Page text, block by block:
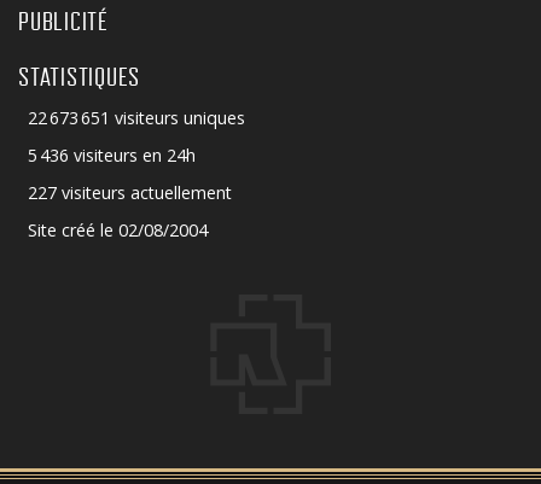
PUBLICITÉ
STATISTIQUES
22 673 651 visiteurs uniques
5 436 visiteurs en 24h
227 visiteurs actuellement
Site créé le 02/08/2004